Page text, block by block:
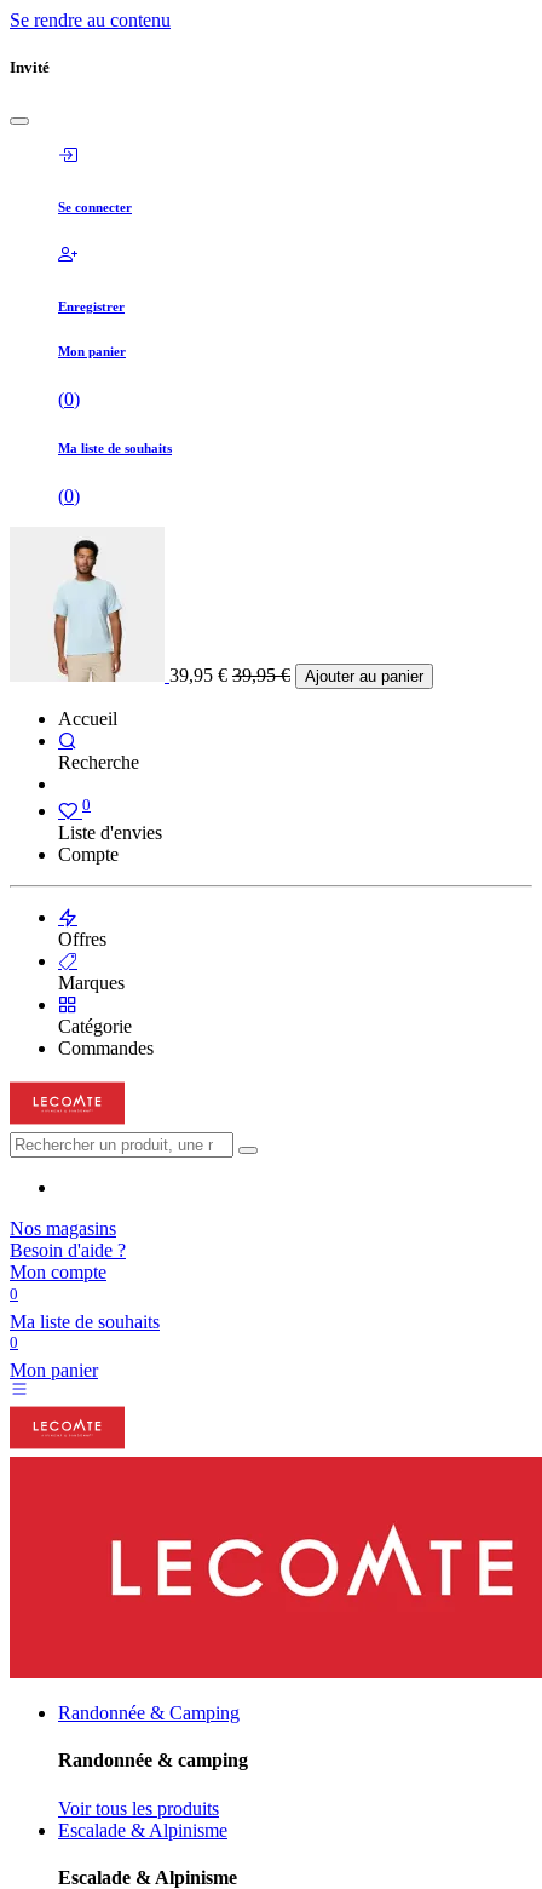
Se rendre au contenu
Invité
Se connecter
Enregistrer
Mon panier
(0)
Ma liste de souhaits
(0)
39,95 € 39,95€ Ajouter au panier
Accueil
Recherche
0
Liste d'envies
Compte
Offres
Marques
Catégorie
Commandes
Nos magasins
Besoin d'aide ?
Mon compte
0
Ma liste de souhaits
0
Mon panier
Randonnée & Camping
Randonnée & camping
Voir tous les produits
Escalade & Alpinisme
Escalade & Alpinisme